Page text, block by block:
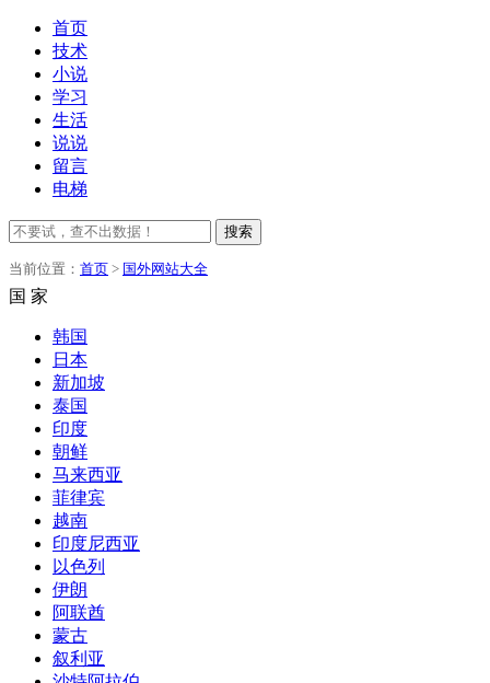
首页
技术
小说
学习
生活
说说
留言
电梯
搜索
当前位置： 首页 > 国外网站大全
国 家
韩国
日本
新加坡
泰国
印度
朝鲜
马来西亚
菲律宾
越南
印度尼西亚
以色列
伊朗
阿联酋
蒙古
叙利亚